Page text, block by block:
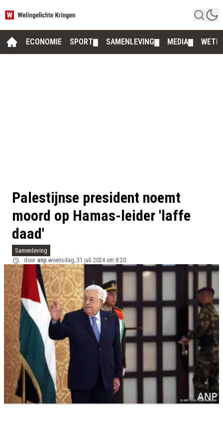
ECONOMIE SPORT SAMENLEVING MEDIA
Palestijnse president noemt
moord op Hamas-leider 'laffe
daad'
Samenleving
door anp woensdag, 31 juli 2024 om 8:20